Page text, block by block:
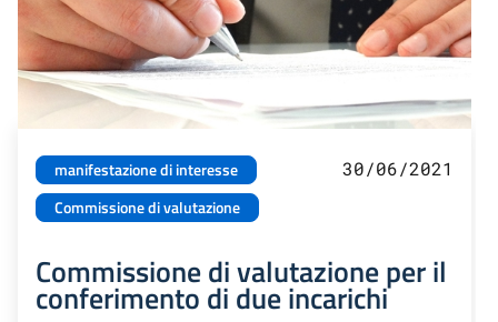
manifestazione di interesse
Commissione di valutazione
30/06/2021
Commissione di valutazione per il
conferimento di due incarichi